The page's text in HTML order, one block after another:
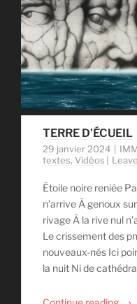
TERRE D’ÉCUEIL
29 janvier 2024
textes, Vidéos
Étoile noire reniée
n’arrive À genoux
rivage À la rive nul
Le crissement des
nouveaux-nés Ici
la nuit Ni de